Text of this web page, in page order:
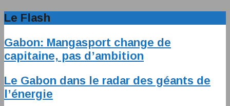
Le Flash
Gabon: Mangasport change de
capitaine, pas d’ambition
Le Gabon dans le radar des géants de
l’énergie